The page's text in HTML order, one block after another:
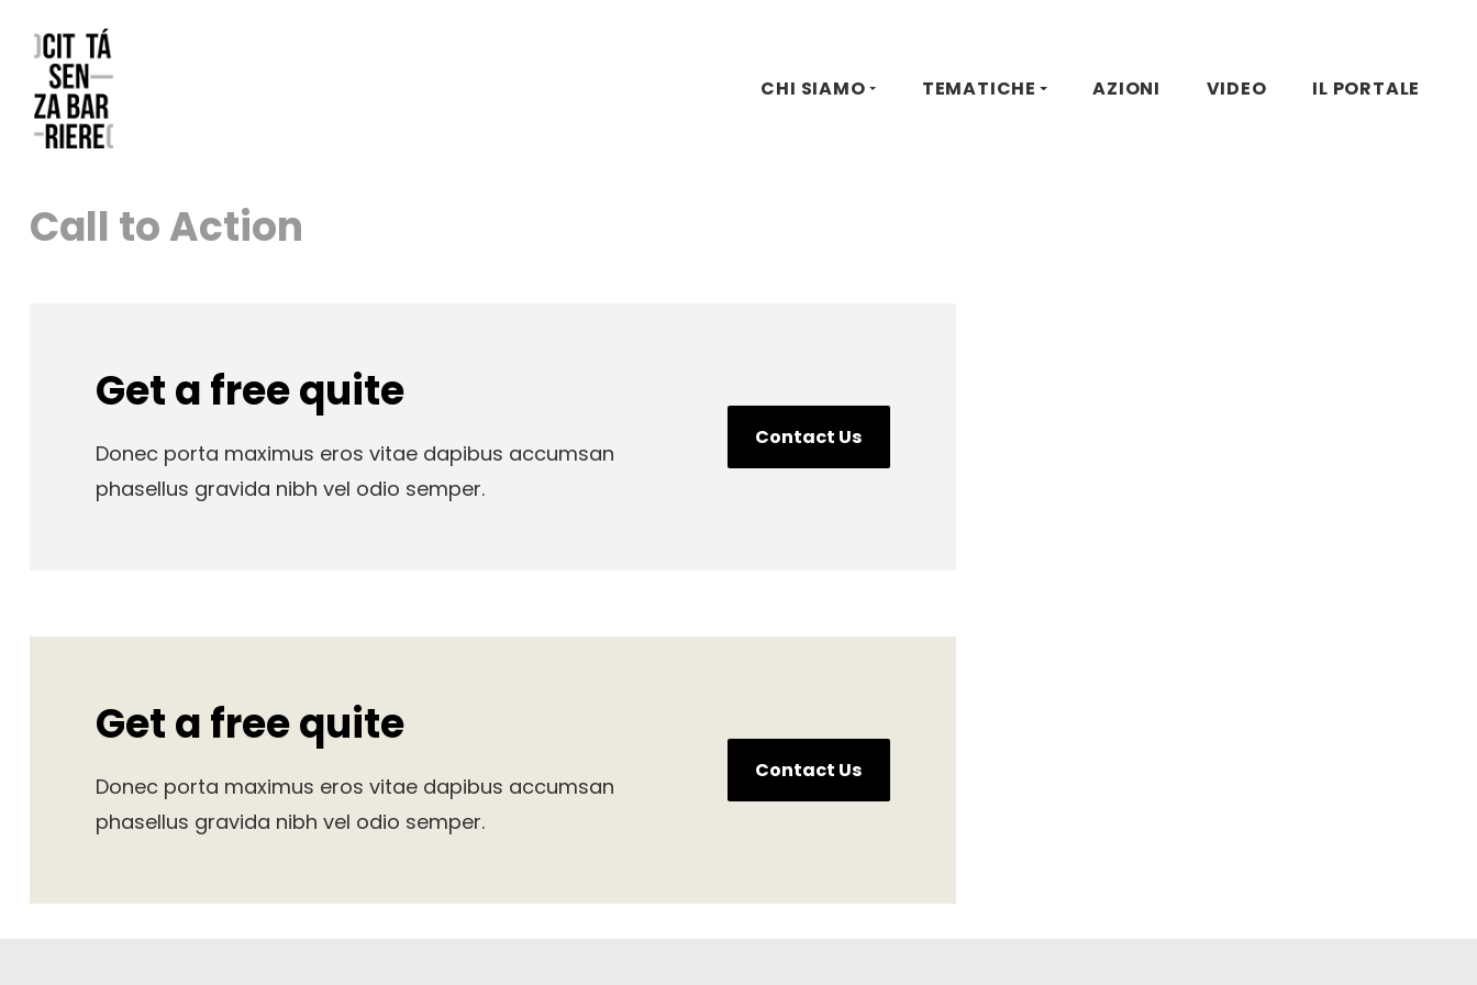
CHI SIAMO TEMATICHE AZIONI VIDEO IL PORTALE
Call to Action
Get a free quite
Donec porta maximus eros vitae dapibus accumsan
phasellus gravida nibh vel odio semper.
Contact Us
Get a free quite
Donec porta maximus eros vitae dapibus accumsan
phasellus gravida nibh vel odio semper.
Contact Us